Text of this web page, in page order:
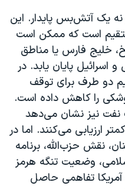
یک آتش‌بس پایدار. این
است که ممکن است
خلیج فارس یا مناطق
پایان یابد. در
دو طرف برای توقف
را کاهش داده است.
نیز نشان می‌دهد
ارزیابی می‌کنند. اما در
نقش حزب‌الله، برنامه
وضعیت تنگه هرمز
تفاهمی حاصل